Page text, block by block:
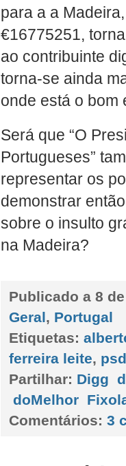
para a a
€16775251,
ao contribuinte
torna-se ainda
onde está o bom
Será que “O
Portugueses”
representar os
demonstrar
sobre o insulto
na Madeira?
Publicado a 8
Geral, Portugal
Etiquetas:
ferreira leite, psd
Partilhar: Digg
doMelhor
Comentários: 3